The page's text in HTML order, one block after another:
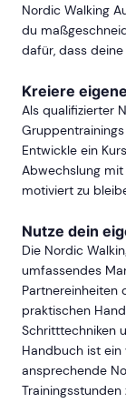
Nordic Walking
du
dafür, dass
Kreiere
Als qualifizierter
Entwickle ein
Abwechslung
motiviert zu
Nutze dein
Die Nordic
umfassendes
Partnereinheiten
praktischen
Schritttechniken
Handbuch ist
ansprechende
Trainingsstunden